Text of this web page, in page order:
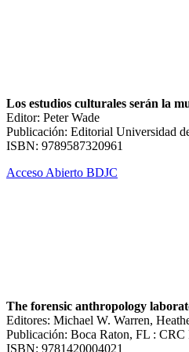
Los estudios culturales serán la
Editor: Peter Wade
Publicación: Editorial Universidad
ISBN: 9789587320961
Acceso Abierto BDJC
The forensic anthropology
Editores: Michael W. Warren,
Publicación: Boca Raton, FL : CRC
ISBN: 9781420004021